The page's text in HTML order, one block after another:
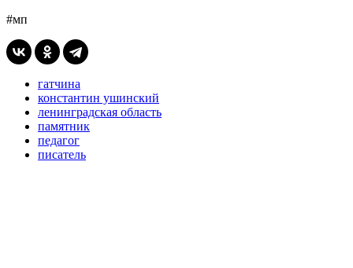
#мп
гатчина
константин ушинский
ленинградская область
памятник
педагог
писатель